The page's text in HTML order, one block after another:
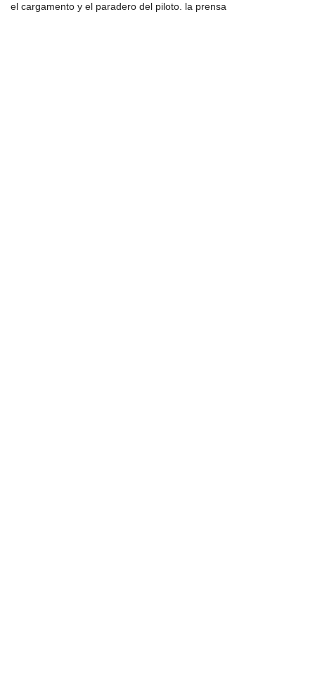
el cargamento y el paradero del piloto. la prensa